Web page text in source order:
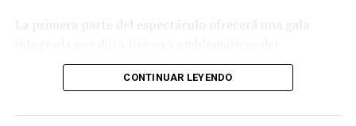
La primera parte del espectáculo ofrecerá una gala
repertorio universal del ballet, con una selección de
grandes clásicos que ponen en valor la excelencia
CONTINUAR LEYENDO